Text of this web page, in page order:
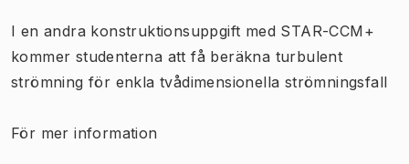
I en andra konstruktionsuppgift med STAR-CCM+
kommer studenterna att få beräkna turbulent
strömning för enkla tvådimensionella strömningsfall
För mer information